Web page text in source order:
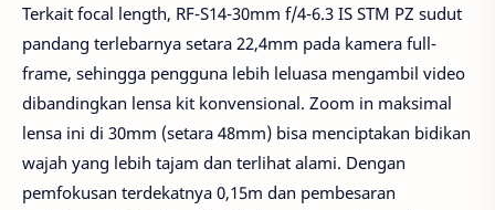
Terkait focal length, RF-S14-30mm f/4-6.3 IS STM PZ sudut
pandang terlebarnya setara 22,4mm pada kamera full-
frame, sehingga pengguna lebih leluasa mengambil video
dibandingkan lensa kit konvensional. Zoom in maksimal
lensa ini di 30mm (setara 48mm) bisa menciptakan bidikan
wajah yang lebih tajam dan terlihat alami. Dengan
pemfokusan terdekatnya 0,15m dan pembesaran